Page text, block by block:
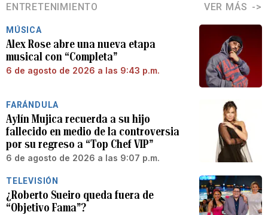
ENTRETENIMIENTO VER MÁS
MÚSICA
Alex Rose abre una nueva etapa
musical con “Completa”
6 de agosto de 2026 a las 9:43 p.m.
FARÁNDULA
Aylín Mujica recuerda a su hijo
fallecido en medio de la controversia
por su regreso a “Top Chef VIP”
6 de agosto de 2026 a las 9:07 p.m.
TELEVISIÓN
¿Roberto Sueiro queda fuera de
“Objetivo Fama”?